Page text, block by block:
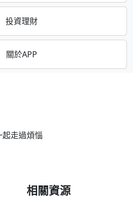
投資理財
關於APP
走過煩惱
相關資源